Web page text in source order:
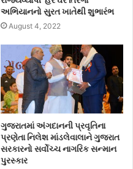
અભિયાનનો સુરત ખાતેથી શુભારંભ
August 4, 2022
ગુજરાતમાં અંગદાનની પ્રવૃતિના
પ્રણેતા નિલેશ માંડલેવાલાને ગુજરાત
સરકારનો સર્વોચ્ચ નાગરિક સન્માન
પુરસ્કાર